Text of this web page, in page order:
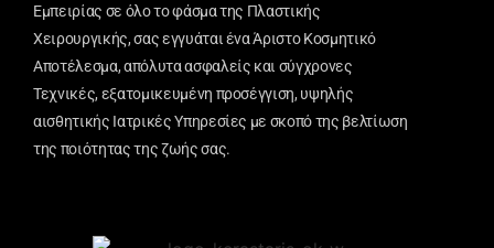
Εμπειρίας σε όλο το φάσμα της Πλαστικής
Χειρουργικής, σας εγγυάται ένα Άριστο Κοσμητικό
Αποτέλεσμα, απόλυτα ασφαλείς και σύγχρονες
Τεχνικές, εξατομικευμένη προσέγγιση, υψηλής
αισθητικής Ιατρικές Υπηρεσίες με σκοπό της βελτίωση
της ποιότητας της ζωής σας.